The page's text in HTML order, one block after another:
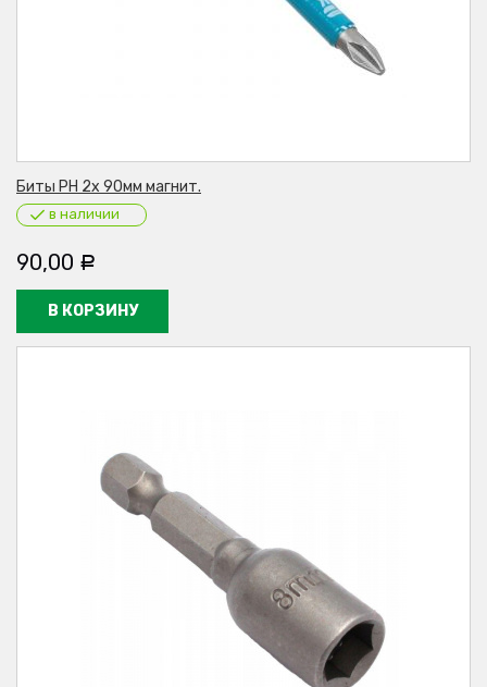
Биты PH 2х 90мм магнит.
в наличии
90,00 Р
В КОРЗИНУ